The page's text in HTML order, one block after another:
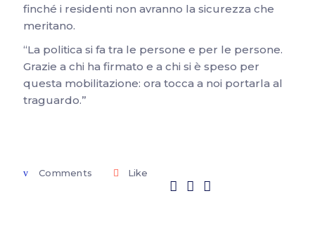
finché i residenti non avranno la sicurezza che
meritano.
“La politica si fa tra le persone e per le persone.
Grazie a chi ha firmato e a chi si è speso per
questa mobilitazione: ora tocca a noi portarla al
traguardo.”
Comments Like